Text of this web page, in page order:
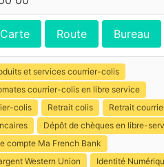
Route Bureau
et services courrier-colis
courrier-colis en libre service
colis
Retrait colis
Retrait
Dépôt de chèques en libre-
compte Ma French Bank
Western Union
Identité